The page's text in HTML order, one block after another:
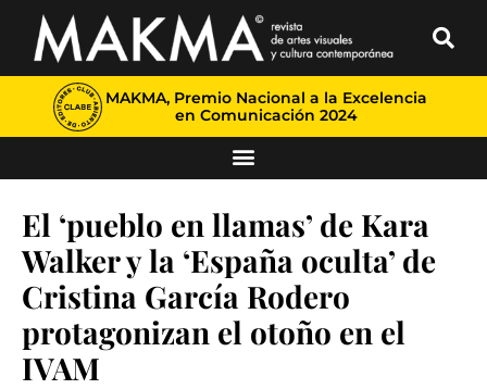
MAKMA, Premio Nacional a la Excelencia
en Comunicación 2024
El ‘pueblo en llamas’ de Kara
Walker y la ‘España oculta’ de
Cristina García Rodero
protagonizan el otoño en el
IVAM